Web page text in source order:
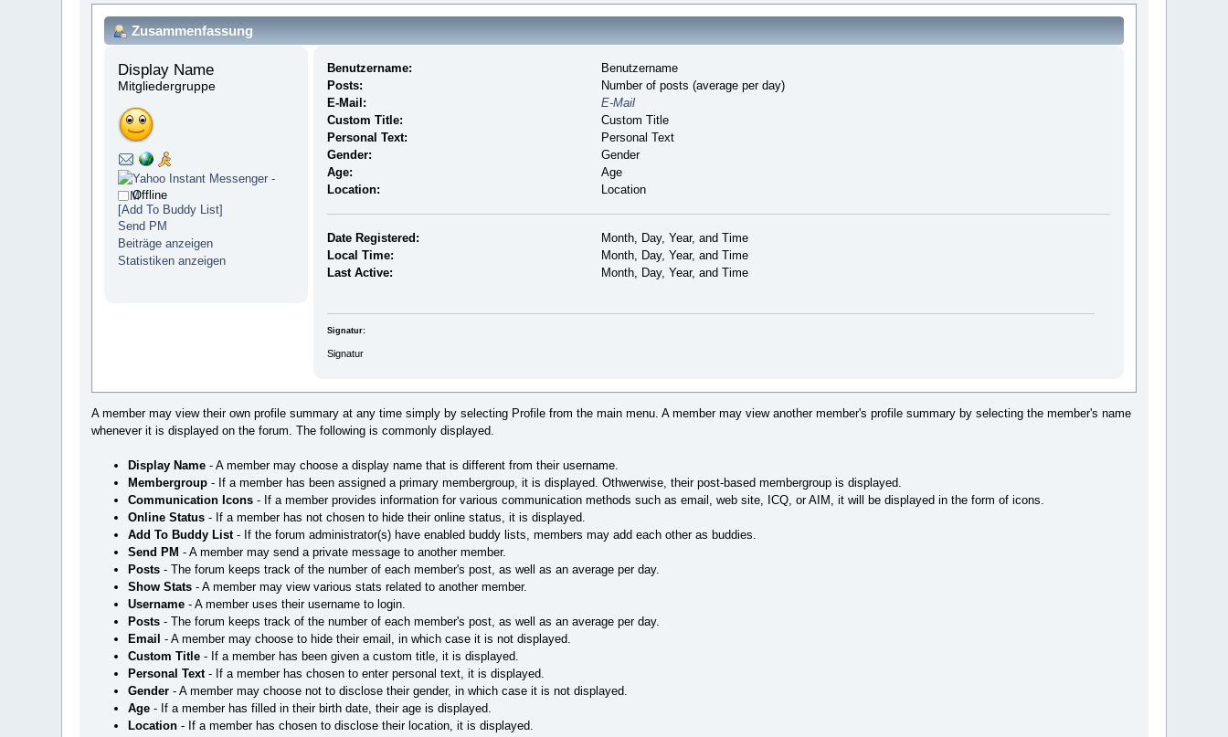
Zusammenfassung
Display Name
Mitgliedergruppe
Offline
[Add To Buddy List]
Send PM
Beiträge anzeigen
Statistiken anzeigen
Benutzername:
Benutzername
Posts:
Number of posts (average per day)
E-Mail:
E-Mail
Custom Title:
Custom Title
Personal Text:
Personal Text
Gender:
Gender
Age:
Age
Location:
Location
Date Registered:
Month, Day, Year, and Time
Local Time:
Month, Day, Year, and Time
Last Active:
Month, Day, Year, and Time
Signatur:
Signatur
A member may view their own profile summary at any time simply by selecting Profile from the main menu. A member may view another member's profile summary by selecting the member's name
whenever it is displayed on the forum. The following is commonly displayed.
Display Name - A member may choose a display name that is different from their username.
Membergroup - If a member has been assigned a primary membergroup, it is displayed. Othwerwise, their post-based membergroup is displayed.
Communication Icons - If a member provides information for various communication methods such as email, web site, ICQ, or AIM, it will be displayed in the form of icons.
Online Status - If a member has not chosen to hide their online status, it is displayed.
Add To Buddy List- If the forum administrator(s) have enabled buddy lists, members may add each other as buddies.
Send PM - A member may send a private message to another member.
Posts - The forum keeps track of the number of each member's post, as well as an average per day.
Show Stats - A member may view various stats related to another member.
Username - A member uses their username to login.
Posts - The forum keeps track of the number of each member's post, as well as an average per day.
Email - A member may choose to hide their email, in which case it is not displayed.
Custom Title - If a member has been given a custom title, it is displayed.
Personal Text- If a member has chosen to enter personal text, it is displayed.
Gender - A member may choose not to disclose their gender, in which case it is not displayed.
Age - If a member has filled in their birth date, their age is displayed.
Location - If a member has chosen to disclose their location, it is displayed.